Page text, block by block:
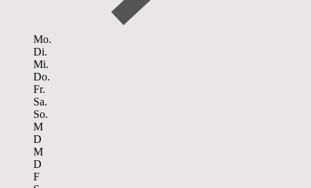
Mo.
Di.
Mi.
Do.
Fr.
Sa.
So.
M
D
M
D
F